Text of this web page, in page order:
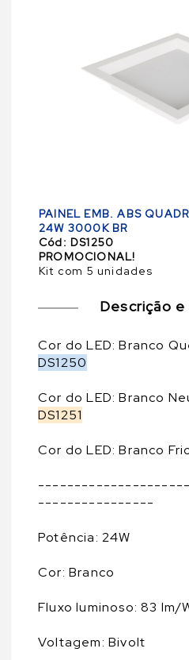
PAINEL EMB. ABS
24W 3000K BR
Cód: DS1250
PROMOCIONAL!
Kit com 5 unidades
Descrição
Cor do LED: Branco
DS1250
Cor do LED: Branco
DS1251
Cor do LED: Branco
----------------
Potência: 24W
Cor: Branco
Fluxo luminoso: 83 lm/
Voltagem: Bivolt